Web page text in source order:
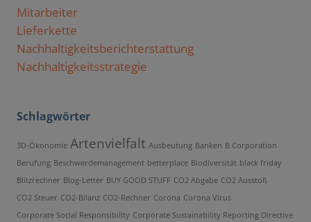
Mitarbeiter
Lieferkette
Nachhaltigkeitsberichterstattung
Nachhaltigkeitsstrategie
Schlagwörter
3D-Ökonomie Artenvielfalt Ausbeutung Banken B Corporation
Berufung Beschwerdemanagement betterplace Biodiversität black friday
Blitzrechner Blog-Letter BUY GOOD STUFF CO2 Abgabe CO2 Ausstoß
CO2 Steuer CO2-Bilanz CO2-Rechner Corona Corona Virus
Corporate Social Responsibility Corporate Sustainability Reporting Directive